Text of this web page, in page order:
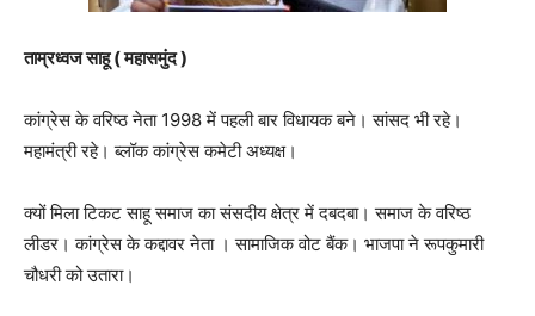
ताम्रध्वज साहू ( महासमुंद )
कांग्रेस के वरिष्ठ नेता 1998 में पहली बार विधायक बने। सांसद भी रहे।
महामंत्री रहे। ब्लॉक कांग्रेस कमेटी अध्यक्ष।
क्यों मिला टिकट साहू समाज का संसदीय क्षेत्र में दबदबा। समाज के वरिष्ठ
लीडर। कांग्रेस के कद्दावर नेता । सामाजिक वोट बैंक। भाजपा ने रूपकुमारी
चौधरी को उतारा।